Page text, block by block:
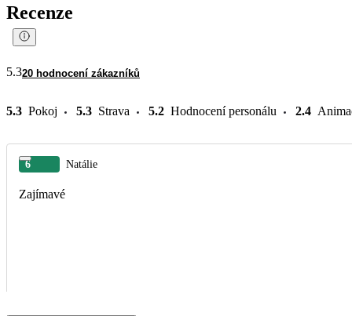
Recenze
5.320 hodnocení zákazníků
5.3 Pokoj 5.3 Strava 5.2 Hodnocení personálu 2.4
6 Natálie
Zajímavé